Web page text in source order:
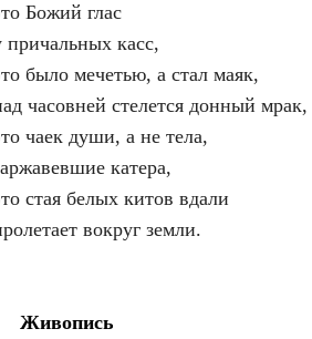
Божий глас
причальных касс,
было мечетью, а стал маяк,
часовней стелется донный мрак,
чаек души, а не тела,
катера,
стая белых китов вдали
вокруг земли.
Живопись